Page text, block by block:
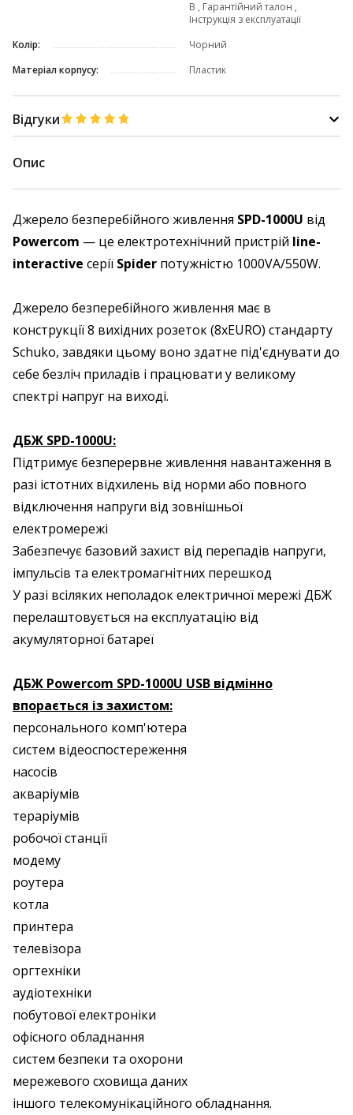
B , Гарантійний талон ,
Інструкція з експлуатації
Колір:
Чорний
Матеріал корпусу:
Пластик
Відгуки
Опис
Джерело безперебійного живлення SPD-1000U від
Powercom — це електротехнічний пристрій line-
interactive серії Spider потужністю 1000VA/550W.
Джерело безперебійного живлення має в
конструкції 8 вихідних розеток (8хEURO) стандарту
Schuko, завдяки цьому воно здатне під'єднувати до
себе безліч приладів і працювати у великому
спектрі напруг на виході.
ДБЖ SPD-1000U:
Підтримує безперервне живлення навантаження в
разі істотних відхилень від норми або повного
відключення напруги від зовнішньої
електромережі
Забезпечує базовий захист від перепадів напруги,
імпульсів та електромагнітних перешкод
У разі всіляких неполадок електричної мережі ДБЖ
перелаштовується на експлуатацію від
акумуляторної батареї
ДБЖ Powercom SPD-1000U USB відмінно
впорається із захистом:
персонального комп'ютера
систем відеоспостереження
насосів
акваріумів
тераріумів
робочої станції
модему
роутера
котла
принтера
телевізора
оргтехніки
аудіотехніки
побутової електроніки
офісного обладнання
систем безпеки та охорони
мережевого сховища даних
іншого телекомунікаційного обладнання.